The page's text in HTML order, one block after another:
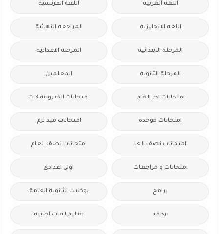
اللغة العربية اللغة الفرنسية
اللغه الانجليزية المراجعة النهائية
المرحلة الابتدائية المرحلة الاعدادية
المرحلة الثانوية المعلمين
امتحانات اخر العام امتحانات الكترونيه 3 ث
امتحانات موحدة امتحانات ميد ترم
امتحانات نصف العا امتحانات نصف العام
امتحانات و مراجعات اولى اعدادى
برامج بوكليت الثانوية العامة
ترجمة تعليم لغات اجنبية